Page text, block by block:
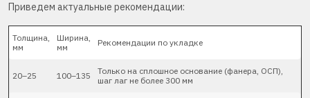
Приведем актуальные рекомендации:
Толщина,
мм
Ширина,
мм
Рекомендации по укладке
20–25 100–135
Только на сплошное основание (фанера, ОСП),
шаг лаг не более 300 мм